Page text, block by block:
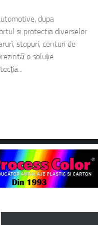
dupa
si protectia diverselor
stopuri, centuri de
o soluție